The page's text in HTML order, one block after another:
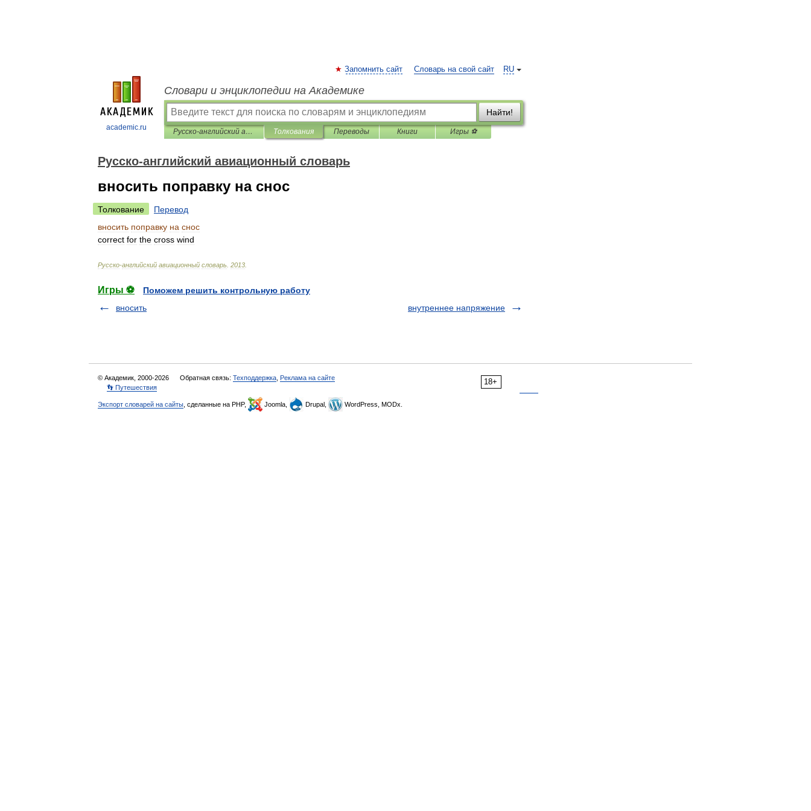
academic.ru
RU
Запомнить сайт Словарь на свой сайт
Словари и энциклопедии на Академике
Найти!
Русско-английский авиационный словарь Толкования Переводы Книги Игры ⚽
Русско-английский авиационный словарь
вносить поправку на снос
Толкование
Перевод
вносить поправку на снос
correct for the cross wind
Русско-английский авиационный словарь 2013
Игры ⚽
Поможем решить контрольную работу
вносить
внутреннее напряжение
18+
© Академик, 2000-2026 Обратная связь: Техподдержка Реклама на сайте
👣 Путешествия
Экспорт словарей на сайты , сделанные на PHP, Joomla, Drupal, WordPress, MODx.